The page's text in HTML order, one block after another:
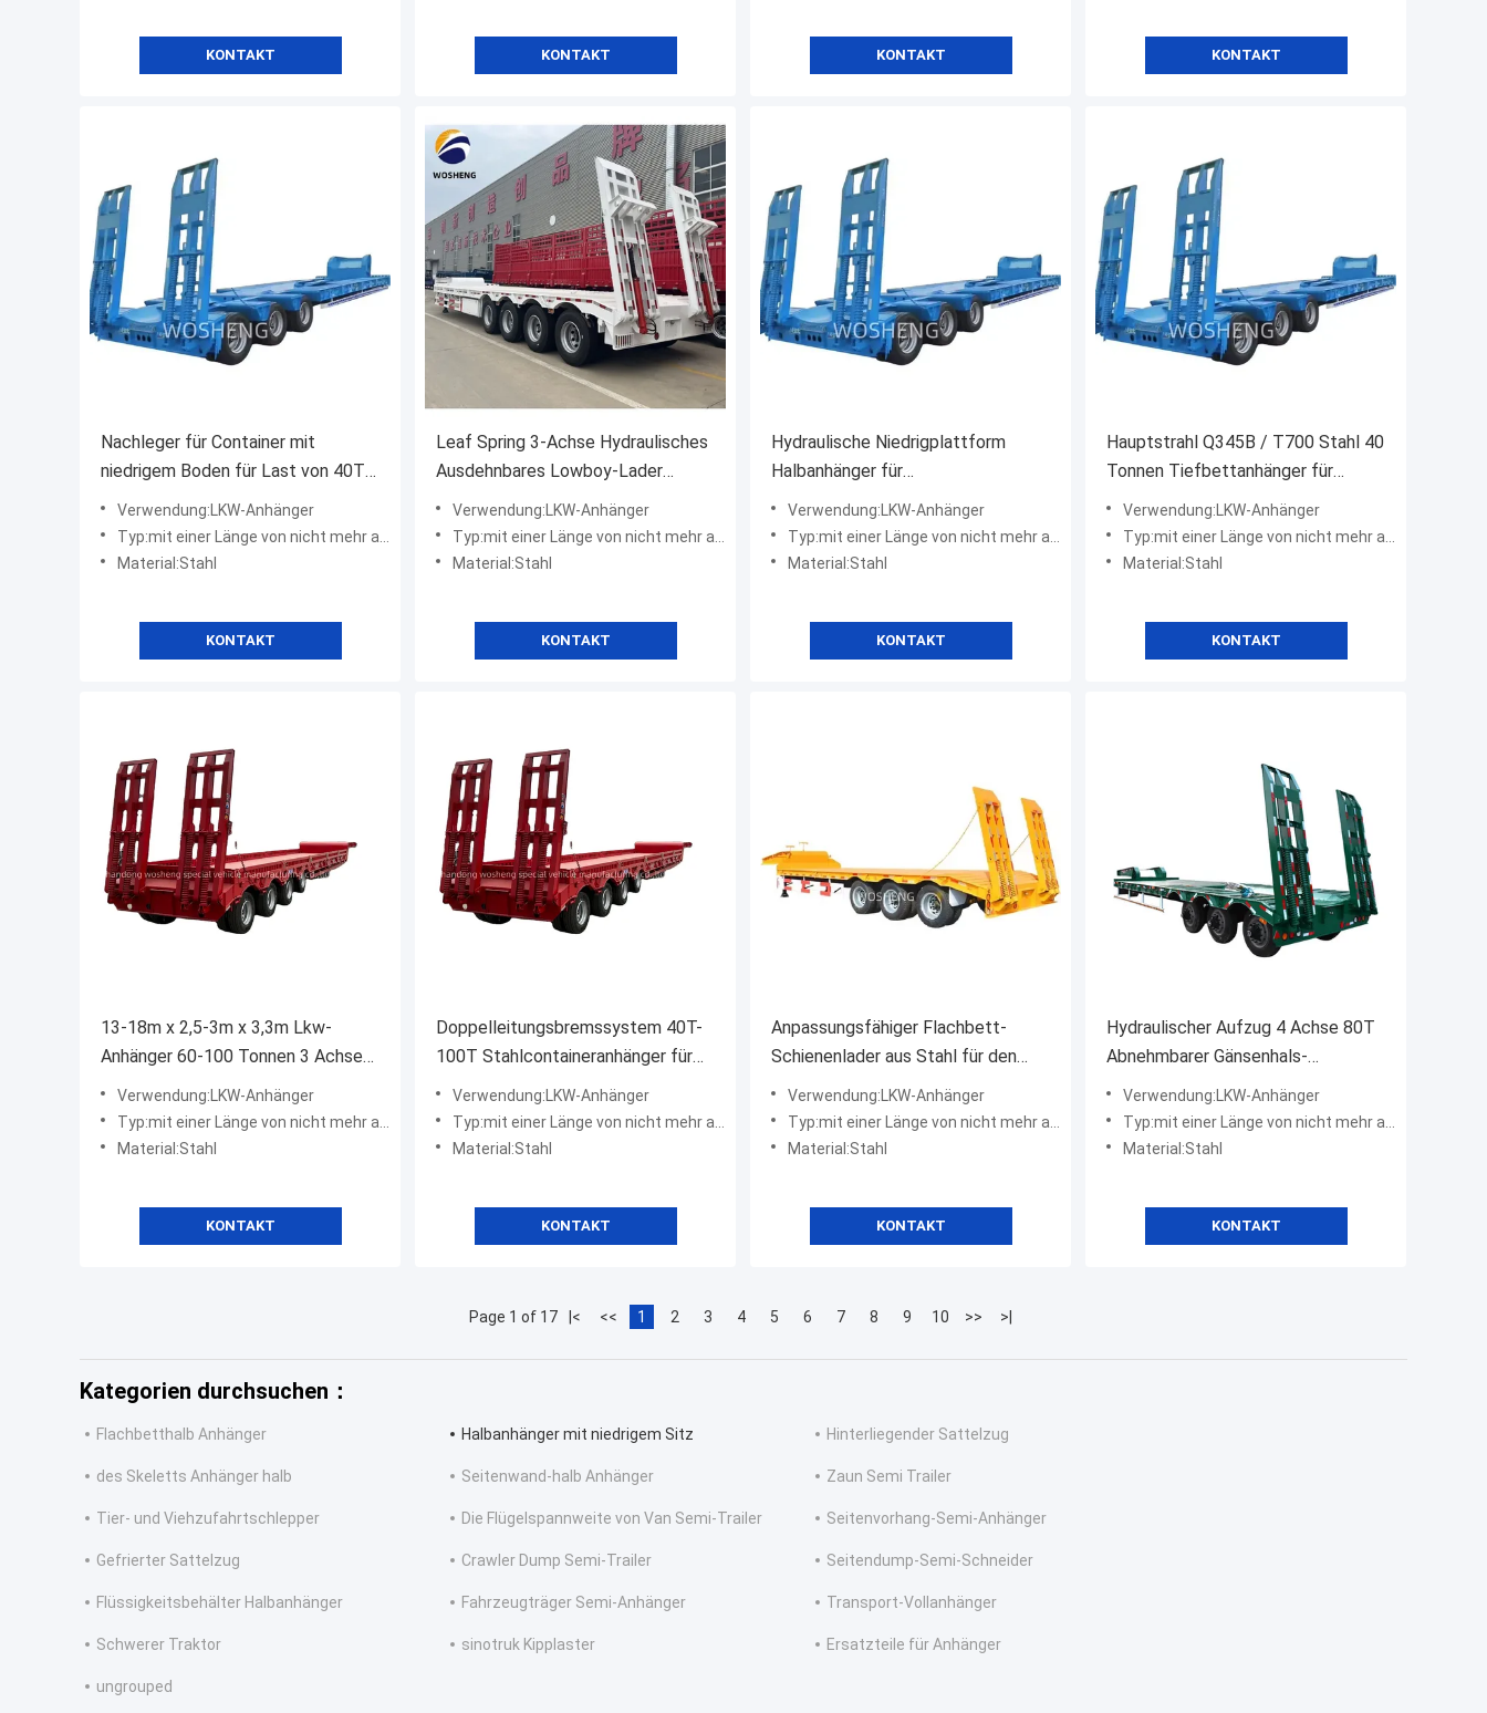
KONTAKT KONTAKT KONTAKT KONTAKT
Nachleger für Container mit
niedrigem Boden für Last von 40T-
100T 13/16/20 Tonnen Achse
Q345B / T700 Stahlbalken
Verwendung:LKW-Anhänger
Typ:mit einer Länge von nicht mehr als 20 m
Material:Stahl
KONTAKT
Leaf Spring 3-Achse Hydraulisches
Ausdehnbares Lowboy-Lader
Lowbed Semi-Trailer für schwere
Lasten
Verwendung:LKW-Anhänger
Typ:mit einer Länge von nicht mehr als 20 m
Material:Stahl
KONTAKT
Hydraulische Niedrigplattform
Halbanhänger für
Niedriglastanhänger Maximallast
30-100 t
Verwendung:LKW-Anhänger
Typ:mit einer Länge von nicht mehr als 20 m
Material:Stahl
KONTAKT
Hauptstrahl Q345B / T700 Stahl 40
Tonnen Tiefbettanhänger für
schwere Güter
Verwendung:LKW-Anhänger
Typ:mit einer Länge von nicht mehr als 20 m
Material:Stahl
KONTAKT
13-18m x 2,5-3m x 3,3m Lkw-
Anhänger 60-100 Tonnen 3 Achsen
Gänsehals Niedrigbett-
Halbanhänger
Verwendung:LKW-Anhänger
Typ:mit einer Länge von nicht mehr als 20 m
Material:Stahl
KONTAKT
Doppelleitungsbremssystem 40T-
100T Stahlcontaineranhänger für
Schwerlasttransport
Verwendung:LKW-Anhänger
Typ:mit einer Länge von nicht mehr als 20 m
Material:Stahl
KONTAKT
Anpassungsfähiger Flachbett-
Schienenlader aus Stahl für den
Transport schwerer
Ausrüstungsgüter
Verwendung:LKW-Anhänger
Typ:mit einer Länge von nicht mehr als 20 m
Material:Stahl
KONTAKT
Hydraulischer Aufzug 4 Achse 80T
Abnehmbarer Gänsenhals-
Sehnwagen 16000x3000x1100mm
Verwendung:LKW-Anhänger
Typ:mit einer Länge von nicht mehr als 20 m
Material:Stahl
KONTAKT
Page 1 of 17 |< << 1 2 3 4 5 6 7 8 9 10 >> >|
Kategorien durchsuchen：
Flachbetthalb Anhänger Halbanhänger mit niedrigem Sitz Hinterliegender Sattelzug
des Skeletts Anhänger halb Seitenwand-halb Anhänger Zaun Semi Trailer
Tier- und Viehzufahrtschlepper Die Flügelspannweite von Van Semi-Trailer Seitenvorhang-Semi-Anhänger
Gefrierter Sattelzug Crawler Dump Semi-Trailer Seitendump-Semi-Schneider
Flüssigkeitsbehälter Halbanhänger Fahrzeugträger Semi-Anhänger Transport-Vollanhänger
Schwerer Traktor sinotruk Kipplaster Ersatzteile für Anhänger
ungrouped